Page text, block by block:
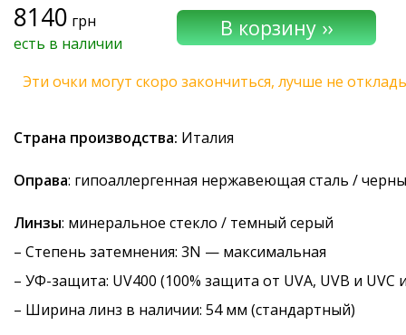
8140 грн
есть в наличии
Эти очки могут скоро закончиться, лучше не
Страна производства: Италия
Оправа: гипоаллергенная нержавеющая сталь /
Линзы: минеральное стекло / темный серый
– Степень затемнения: 3N — максимальная
– УФ-защита: UV400 (100% защита от UVA, UVB и UVC
– Ширина линз в наличии: 54 мм (стандартный)